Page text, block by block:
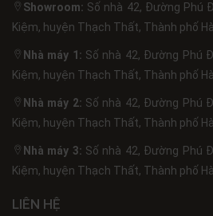
Showroom: Số nhà 42, Đường Phú
Kiệm, huyện Thạch Thất, Thành phố
Nhà máy 1: Số nhà 42, Đường Phú
Kiệm, huyện Thạch Thất, Thành phố
Nhà máy 2: Số nhà 42, Đường Phú
Kiệm, huyện Thạch Thất, Thành phố
Nhà máy 3: Số nhà 42, Đường Phú
Kiệm, huyện Thạch Thất, Thành phố
LIÊN HỆ